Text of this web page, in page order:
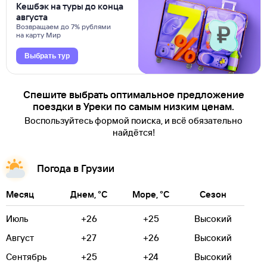
Кешбэк на туры до конца
августа
Возвращаем до 7% рублями
на карту Мир
Выбрать тур
Спешите выбрать оптимальное предложение
поездки в Уреки по самым низким ценам.
Воспользуйтесь формой поиска, и всё обязательно
найдётся!
Погода в Грузии
Месяц Днем, °C Море, °C Сезон
Июль +26 +25
Высокий
Август
+27 +26
Высокий
Сентябрь
+25 +24
Высокий